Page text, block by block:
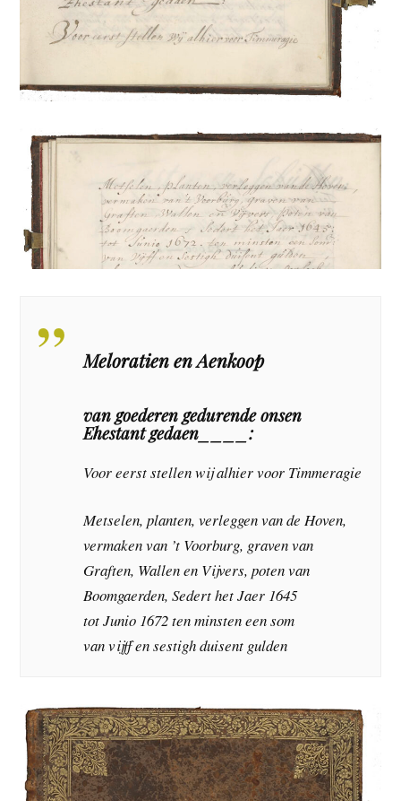
Meloratien en Aenkoop
van goederen gedurende onsen
Ehestant gedaen____:
Voor eerst stellen wij alhier voor Timmeragie
Metselen, planten, verleggen van de Hoven,
vermaken van ’t Voorburg, graven van
Graften, Wallen en Vijvers, poten van
Boomgaerden, Sedert het Jaer 1645
tot Junio 1672 ten minsten een som
van vijff en sestigh duisent gulden